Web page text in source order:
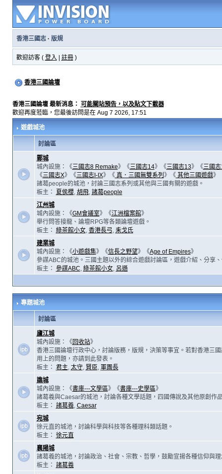
香港三國志· 版規
歡迎訪客 ( 登入 註冊)
香港三國論壇
香港三國論壇 最新消息： 可能關站預告，以及貼文下載器
歡迎再度蒞臨，您最後訪問是在 Aug 7 2026, 17:51
遊戲城池
討論區
鄴城
城內設施：《三國志8 Remake》《三國志14》《三國志13》《三國
《三國志X》《三國志I-IX》《真．三國無雙系列 》《其他三國遊戲》
諸葛people的城池，討論三國志系列或其他與三國有關的遊戲。
板主：
夏侯櫻, 胡飛, 諸葛people
江州城
城內設施：《GM會議室》《江洲檔案館》
舉行問答接龍、論壇RPG等各類論壇遊戲。
板主： 綠茶館小女, 香港長弓, 耒戈氏
建業城
城內設施：《小遊戲集》《信長之野望》《Age of Empires》
參謀ABC的城池。三國主題以外的綜合遊戲討論區，遊戲介紹、分享
板主： 參謀ABC, 綠茶館小女, 呂遜
專題城池
討論區
廬江城
城內設施：《回收站》
香港三國論壇行政中心，討論版務，版規，決策等事宜。若對香港三
用上的問題，亦請到此發表。
板主： 君主, 太守, 賢臣, 軍團長
譙城
城內設施：《書庫---文學區》《書庫---史學區》
諸葛羲與Caesar的城池，討論各種文學話題，四國傳說及其他原創作
板主： 諸葛羲, Caesar
宛城
徐元直的城池，討論科學與科技等各種理科類話題。
板主： 徐元直
襄陽城
諸葛羲的城池，討論政治、社會、宗教、哲學，鼓勵宣揚各種信仰與理
板主： 諸葛羲